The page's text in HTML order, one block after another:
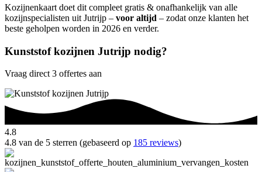
Kozijnenkaart doet dit compleet gratis & onafhankelijk van alle
kozijnspecialisten uit Jutrijp – voor altijd – zodat onze klanten het
beste geholpen worden in 2026 en verder.
Kunststof kozijnen Jutrijp nodig?
Vraag direct 3 offertes aan
4.8
4.8 van de 5 sterren (gebaseerd op 185 reviews)